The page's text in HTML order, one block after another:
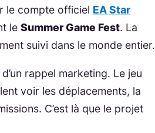
le compte officiel EA Star
leSummer Game Fest. La
suivi dans le monde entier.
rappel marketing. Le jeu
voir les déplacements, la
C’est là que le projet